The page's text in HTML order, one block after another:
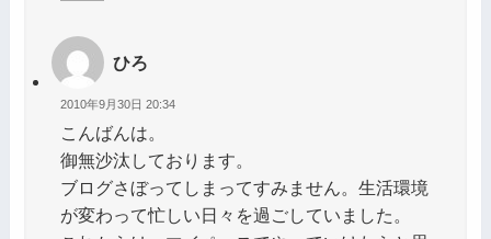
ひろ
2010年9月30日 20:34
こんばんは。
御無沙汰しております。
ブログさぼってしまってすみません。生活環境
が変わって忙しい日々を過ごしていました。